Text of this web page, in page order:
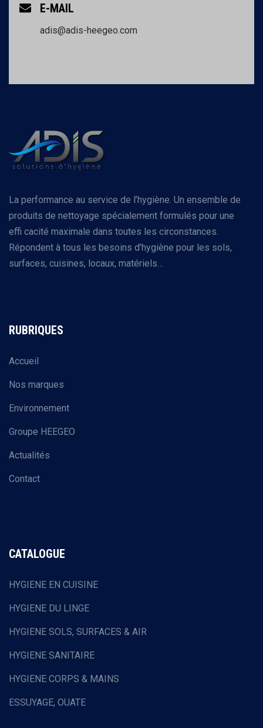
E-MAIL
adis@adis-heegeo.com
La performance au service de l’hygiène. Un ensemble de
produits de nettoyage spécialement formulés pour une
effi cacité maximale dans toutes les circonstances.
Répondent à tous les besoins d’hygiène pour les sols,
surfaces, cuisines, locaux, matériels…
RUBRIQUES
Accueil
Nos marques
Environnement
Groupe HEEGEO
Actualités
Contact
CATALOGUE
HYGIENE EN CUISINE
HYGIENE DU LINGE
HYGIENE SOLS, SURFACES & AIR
HYGIENE SANITAIRE
HYGIENE CORPS & MAINS
ESSUYAGE, OUATE